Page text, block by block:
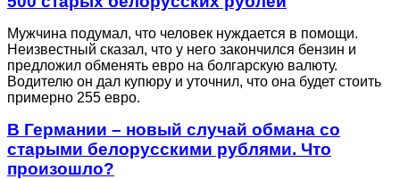
Мужчина подумал, что человек нуждается в помощи.
Неизвестный сказал, что у него закончился бензин и
предложил обменять евро на болгарскую валюту.
Водителю он дал купюру и уточнил, что она будет стоить
примерно 255 евро.
В Германии – новый случай обмана со
старыми белорусскими рублями. Что
произошло?